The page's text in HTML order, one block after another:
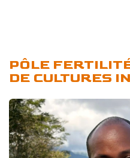
PÔLE
DE CULTURES